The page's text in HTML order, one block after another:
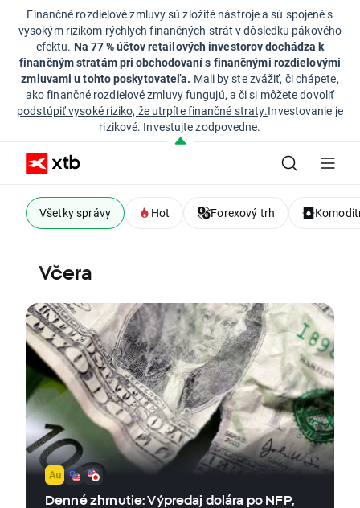
Finančné rozdielové zmluvy sú zložité nástroje a sú spojené s
vysokým rizikom rýchlych finančných strát v dôsledku pákového
efektu. Na 77 % účtov retailových investorov dochádza k
finančným stratám pri obchodovaní s finančnými rozdielovými
zmluvami u tohto poskytovateľa. Mali by ste zvážiť, či chápete,
ako finančné rozdielové zmluvy fungujú, a či si môžete dovoliť
podstúpiť vysoké riziko, že utrpíte finančné straty.Investovanie je
rizikové. Investujte zodpovedne.
Všetky správy Hot Forexový trh
Včera
Denné zhrnutie: Výpredaj dolára po NFP,